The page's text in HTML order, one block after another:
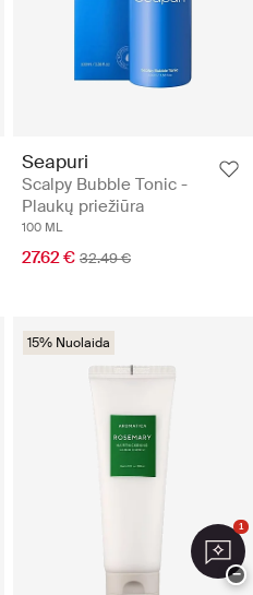
Seapuri
Scalpy Bubble Tonic -
Plaukų priežiūra
100 ML
27.62 € 32.49 €
15% Nuolaida
1
−